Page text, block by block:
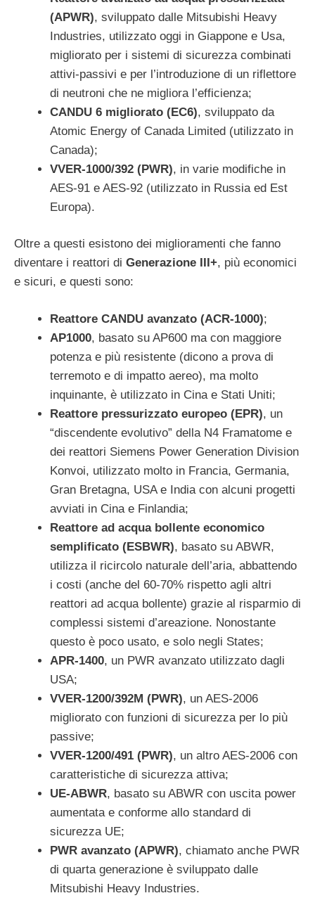
(APWR), sviluppato dalle Mitsubishi Heavy
Industries, utilizzato oggi in Giappone e Usa,
migliorato per i sistemi di sicurezza combinati
attivi-passivi e per l’introduzione di un riflettore
di neutroni che ne migliora l’efficienza;
CANDU 6 migliorato (EC6), sviluppato da
Atomic Energy of Canada Limited (utilizzato in
Canada);
VVER-1000/392 (PWR), in varie modifiche in
AES-91 e AES-92 (utilizzato in Russia ed Est
Europa).
Oltre a questi esistono dei miglioramenti che fanno
diventare i reattori di Generazione III+, più economici
e sicuri, e questi sono:
Reattore CANDU avanzato (ACR-1000);
AP1000, basato su AP600 ma con maggiore
potenza e più resistente (dicono a prova di
terremoto e di impatto aereo), ma molto
inquinante, è utilizzato in Cina e Stati Uniti;
Reattore pressurizzato europeo (EPR), un
“discendente evolutivo” della N4 Framatome e
dei reattori Siemens Power Generation Division
Konvoi, utilizzato molto in Francia, Germania,
Gran Bretagna, USA e India con alcuni progetti
avviati in Cina e Finlandia;
Reattore ad acqua bollente economico
semplificato (ESBWR), basato su ABWR,
utilizza il ricircolo naturale dell’aria, abbattendo
i costi (anche del 60-70% rispetto agli altri
reattori ad acqua bollente) grazie al risparmio di
complessi sistemi d’areazione. Nonostante
questo è poco usato, e solo negli States;
APR-1400, un PWR avanzato utilizzato dagli
USA;
VVER-1200/392M (PWR), un AES-2006
migliorato con funzioni di sicurezza per lo più
passive;
VVER-1200/491 (PWR), un altro AES-2006 con
caratteristiche di sicurezza attiva;
UE-ABWR, basato su ABWR con uscita power
aumentata e conforme allo standard di
sicurezza UE;
PWR avanzato (APWR), chiamato anche PWR
di quarta generazione è sviluppato dalle
Mitsubishi Heavy Industries.